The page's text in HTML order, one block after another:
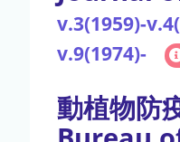
v.3(1959)-
v.9(1974)-
動植物防